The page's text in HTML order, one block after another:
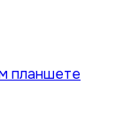
планшете